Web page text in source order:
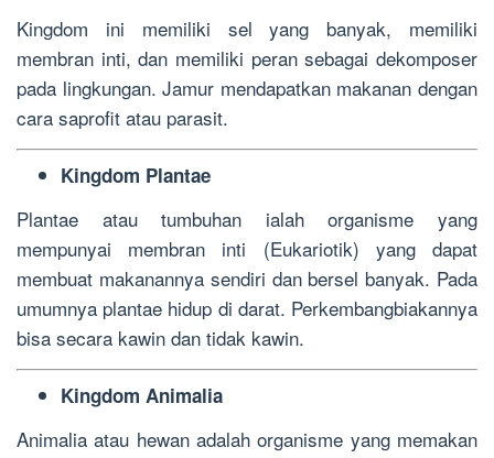
Kingdom ini memiliki sel yang banyak, memiliki
membran inti, dan memiliki peran sebagai dekomposer
pada lingkungan. Jamur mendapatkan makanan dengan
cara saprofit atau parasit.
Kingdom Plantae
Plantae atau tumbuhan ialah organisme yang
mempunyai membran inti (Eukariotik) yang dapat
membuat makanannya sendiri dan bersel banyak. Pada
umumnya plantae hidup di darat. Perkembangbiakannya
bisa secara kawin dan tidak kawin.
Kingdom Animalia
Animalia atau hewan adalah organisme yang memakan